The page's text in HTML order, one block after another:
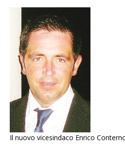
Il nuovo vicesindaco Enrico